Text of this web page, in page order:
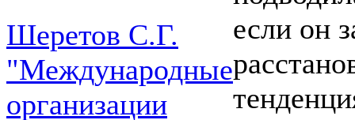
Шеретов С.Г.
"Международные
организации
если он